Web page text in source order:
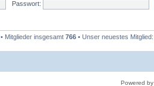
Passwort:
• Mitglieder insgesamt 766 • Unser neuestes Mitglied:
Powered by